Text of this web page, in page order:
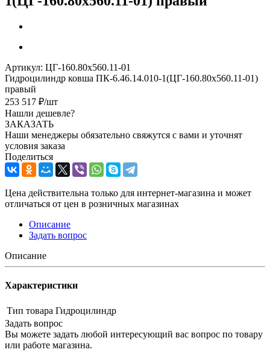
Артикул: ЦГ-160.80х560.11-01
Гидроцилиндр ковша ПК-6.46.14.010-1(ЦГ-160.80х560.11-01)
правый
253 517 ₽/шт
Нашли дешевле?
ЗАКАЗАТЬ
Наши менеджеры обязательно свяжутся с вами и уточнят
условия заказа
Поделиться
Цена действительна только для интернет-магазина и может
отличаться от цен в розничных магазинах
Описание
Задать вопрос
Описание
Характеристики
Тип товара Гидроцилиндр
Задать вопрос
Вы можете задать любой интересующий вас вопрос по товару
или работе магазина.